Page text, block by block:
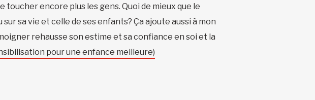
encore plus les gens. Quoi de mieux que le
sa vie et celle de ses enfants? Ça ajoute aussi à mon
rehausse son estime et sa confiance en soi et la
pour une enfance meilleure)